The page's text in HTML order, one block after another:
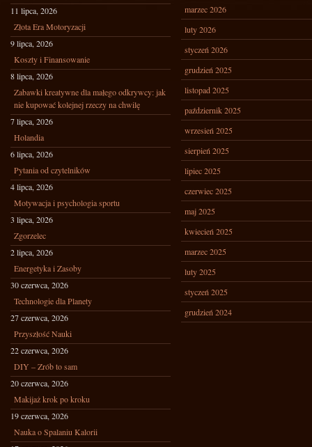
11 lipca, 2026
Złota Era Motoryzacji
9 lipca, 2026
Koszty i Finansowanie
8 lipca, 2026
Zabawki kreatywne dla małego odkrywcy: jak
nie kupować kolejnej rzeczy na chwilę
7 lipca, 2026
Holandia
6 lipca, 2026
Pytania od czytelników
4 lipca, 2026
Motywacja i psychologia sportu
3 lipca, 2026
Zgorzelec
2 lipca, 2026
Energetyka i Zasoby
30 czerwca, 2026
Technologie dla Planety
27 czerwca, 2026
Przyszłość Nauki
22 czerwca, 2026
DIY – Zrób to sam
20 czerwca, 2026
Makijaż krok po kroku
19 czerwca, 2026
Nauka o Spalaniu Kalorii
marzec 2026
luty 2026
styczeń 2026
grudzień 2025
listopad 2025
październik 2025
wrzesień 2025
sierpień 2025
lipiec 2025
czerwiec 2025
maj 2025
kwiecień 2025
marzec 2025
luty 2025
styczeń 2025
grudzień 2024